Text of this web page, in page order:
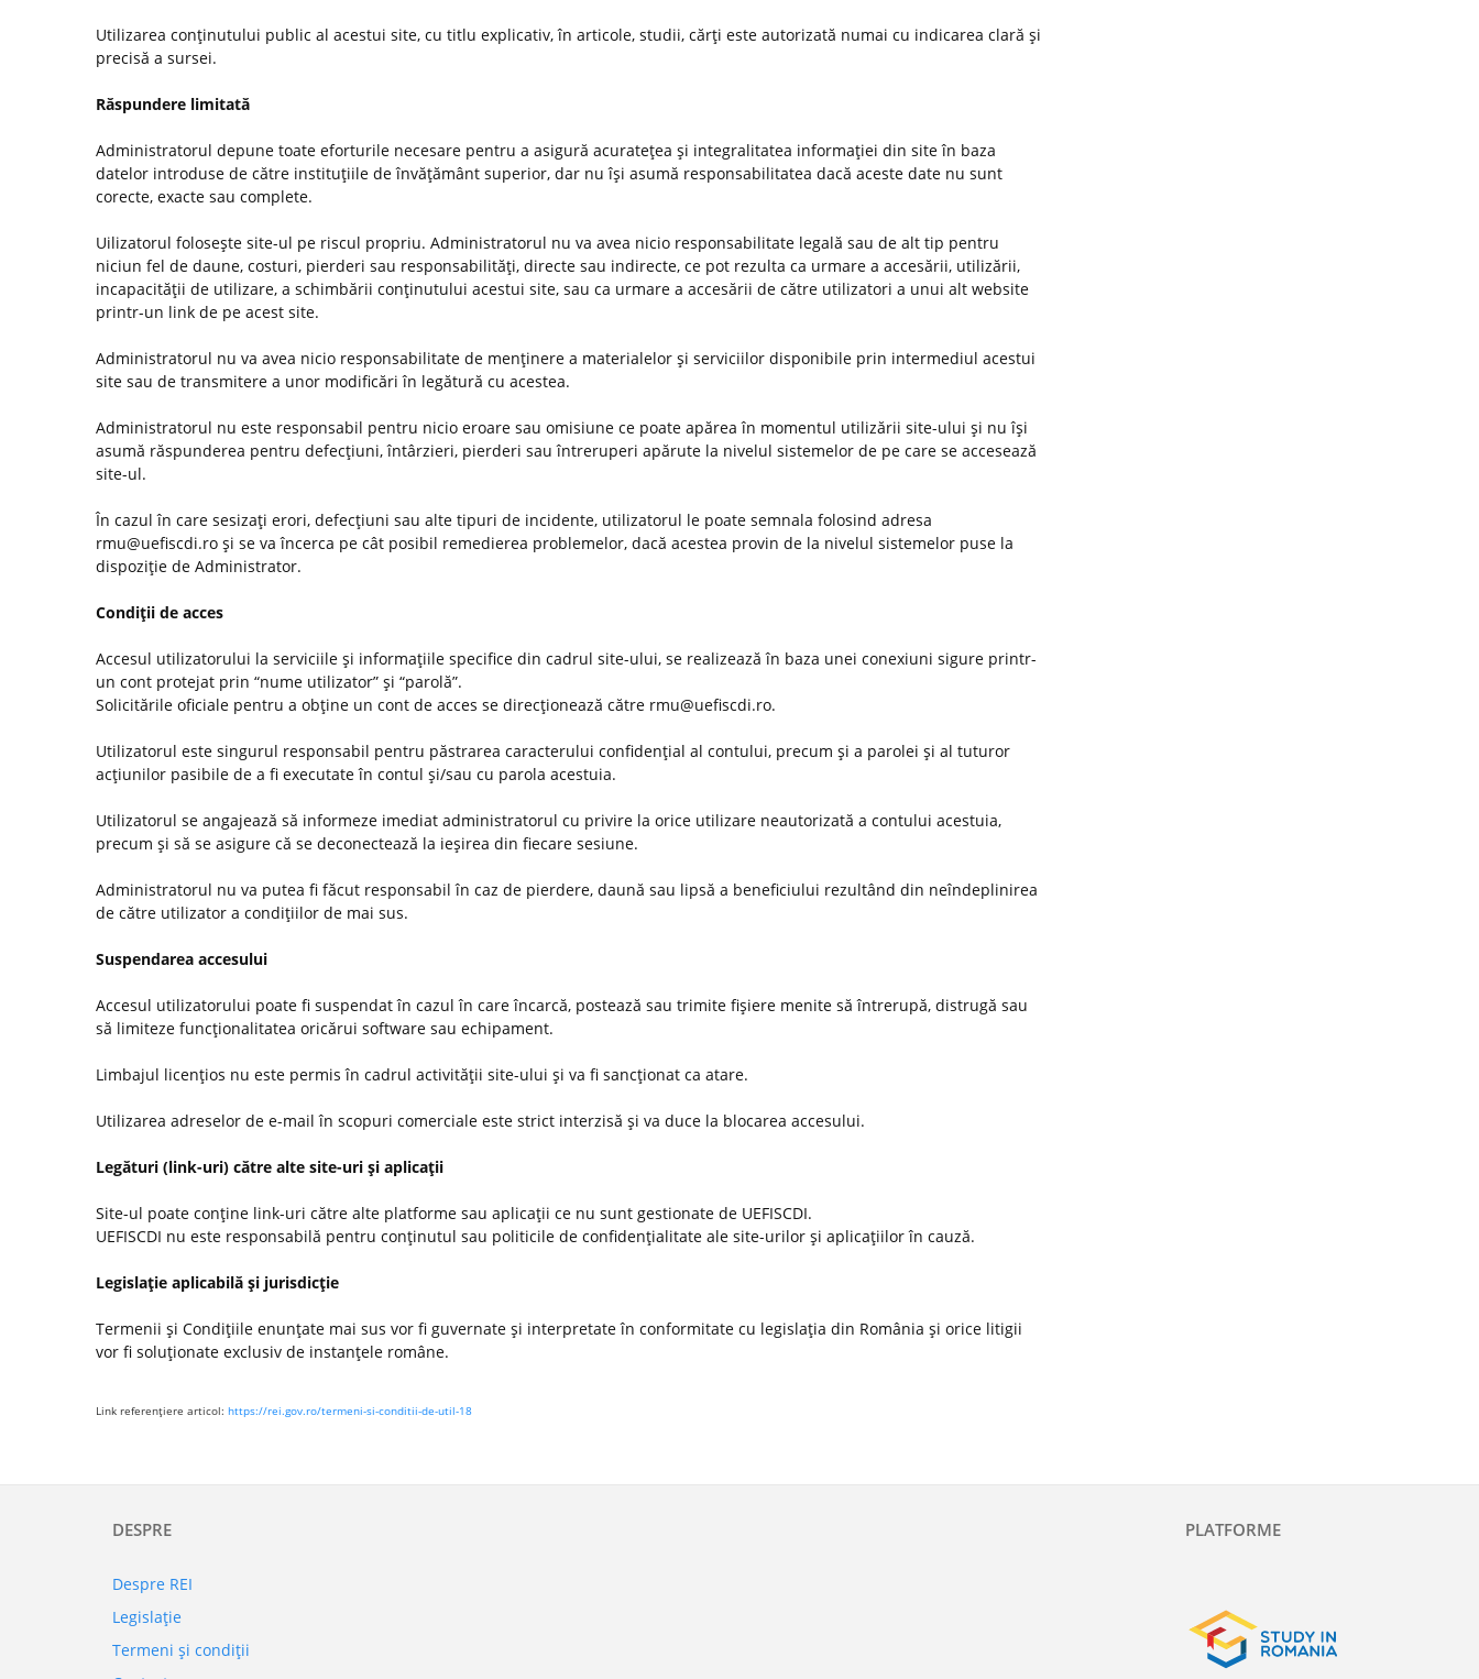
Utilizarea conţinutului public al acestui site, cu titlu explicativ, în articole, studii, cărţi este autorizată numai cu indicarea clară şi
precisă a sursei.
Răspundere limitată
Administratorul depune toate eforturile necesare pentru a asigură acurateţea şi integralitatea informaţiei din site în baza
datelor introduse de către instituţiile de învăţământ superior, dar nu îşi asumă responsabilitatea dacă aceste date nu sunt
corecte, exacte sau complete.
Uilizatorul foloseşte site-ul pe riscul propriu. Administratorul nu va avea nicio responsabilitate legală sau de alt tip pentru
niciun fel de daune, costuri, pierderi sau responsabilităţi, directe sau indirecte, ce pot rezulta ca urmare a accesării, utilizării,
incapacităţii de utilizare, a schimbării conţinutului acestui site, sau ca urmare a accesării de către utilizatori a unui alt website
printr-un link de pe acest site.
Administratorul nu va avea nicio responsabilitate de menţinere a materialelor şi serviciilor disponibile prin intermediul acestui
site sau de transmitere a unor modificări în legătură cu acestea.
Administratorul nu este responsabil pentru nicio eroare sau omisiune ce poate apărea în momentul utilizării site-ului şi nu îşi
asumă răspunderea pentru defecţiuni, întârzieri, pierderi sau întreruperi apărute la nivelul sistemelor de pe care se accesează
site-ul.
În cazul în care sesizaţi erori, defecţiuni sau alte tipuri de incidente, utilizatorul le poate semnala folosind adresa
rmu@uefiscdi.ro şi se va încerca pe cât posibil remedierea problemelor, dacă acestea provin de la nivelul sistemelor puse la
dispoziţie de Administrator.
Condiţii de acces
Accesul utilizatorului la serviciile şi informaţiile specifice din cadrul site-ului, se realizează în baza unei conexiuni sigure printr-
un cont protejat prin “nume utilizator” şi “parolă”.
Solicitările oficiale pentru a obţine un cont de acces se direcţionează către rmu@uefiscdi.ro.
Utilizatorul este singurul responsabil pentru păstrarea caracterului confidenţial al contului, precum şi a parolei şi al tuturor
acţiunilor pasibile de a fi executate în contul şi/sau cu parola acestuia.
Utilizatorul se angajează să informeze imediat administratorul cu privire la orice utilizare neautorizată a contului acestuia,
precum şi să se asigure că se deconectează la ieşirea din fiecare sesiune.
Administratorul nu va putea fi făcut responsabil în caz de pierdere, daună sau lipsă a beneficiului rezultând din neîndeplinirea
de către utilizator a condiţiilor de mai sus.
Suspendarea accesului
Accesul utilizatorului poate fi suspendat în cazul în care încarcă, postează sau trimite fişiere menite să întrerupă, distrugă sau
să limiteze funcţionalitatea oricărui software sau echipament.
Limbajul licenţios nu este permis în cadrul activităţii site-ului şi va fi sancţionat ca atare.
Utilizarea adreselor de e-mail în scopuri comerciale este strict interzisă şi va duce la blocarea accesului.
Legături (link-uri) către alte site-uri şi aplicaţii
Site-ul poate conţine link-uri către alte platforme sau aplicaţii ce nu sunt gestionate de UEFISCDI.
UEFISCDI nu este responsabilă pentru conţinutul sau politicile de confidenţialitate ale site-urilor şi aplicaţiilor în cauză.
Legislaţie aplicabilă şi jurisdicţie
Termenii şi Condiţiile enunţate mai sus vor fi guvernate şi interpretate în conformitate cu legislaţia din România şi orice litigii
vor fi soluţionate exclusiv de instanţele române.
Link referenţiere articol: https://rei.gov.ro/termeni-si-conditii-de-util-18
DESPRE
Despre REI
Legislaţie
Termeni şi condiţii
PLATFORME